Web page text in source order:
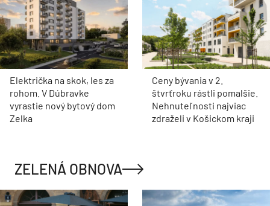
Električka na skok, les za
rohom. V Dúbravke
vyrastie nový bytový dom
Zelka
Ceny bývania v 2.
štvrťroku rástli pomalšie.
Nehnuteľnosti najviac
zdraželi v Košickom kraji
ZELENÁ OBNOVA